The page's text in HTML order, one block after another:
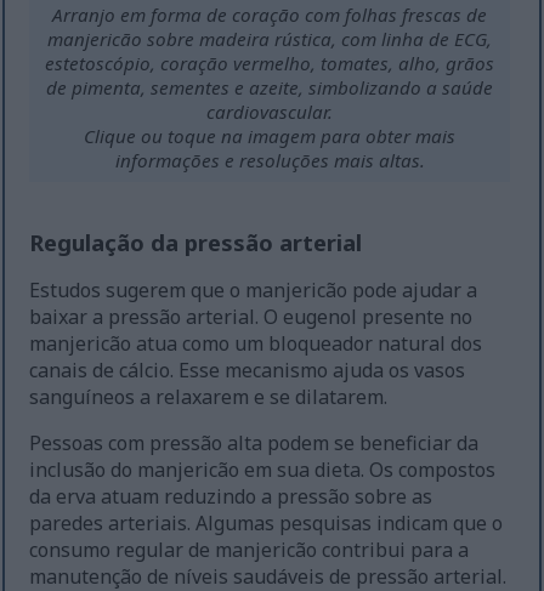
Arranjo em forma de coração com folhas frescas de
manjericão sobre madeira rústica, com linha de ECG,
estetoscópio, coração vermelho, tomates, alho, grãos
de pimenta, sementes e azeite, simbolizando a saúde
cardiovascular.
Clique ou toque na imagem para obter mais
informações e resoluções mais altas.
Regulação da pressão arterial
Estudos sugerem que o manjericão pode ajudar a
baixar a pressão arterial. O eugenol presente no
manjericão atua como um bloqueador natural dos
canais de cálcio. Esse mecanismo ajuda os vasos
sanguíneos a relaxarem e se dilatarem.
Pessoas com pressão alta podem se beneficiar da
inclusão do manjericão em sua dieta. Os compostos
da erva atuam reduzindo a pressão sobre as
paredes arteriais. Algumas pesquisas indicam que o
consumo regular de manjericão contribui para a
manutenção de níveis saudáveis de pressão arterial.